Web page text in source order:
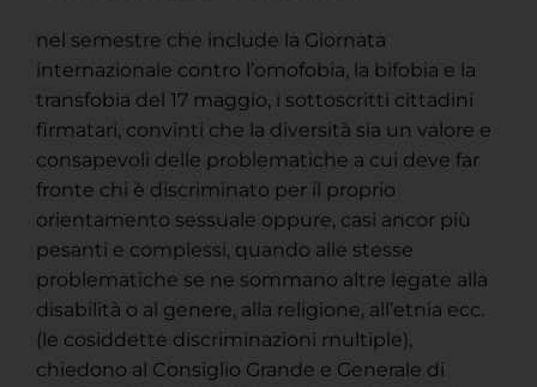
nel semestre che include la Giornata
internazionale contro l’omofobia, la bifobia e la
transfobia del 17 maggio, i sottoscritti cittadini
firmatari, convinti che la diversità sia un valore e
consapevoli delle problematiche a cui deve far
fronte chi è discriminato per il proprio
orientamento sessuale oppure, casi ancor più
pesanti e complessi, quando alle stesse
problematiche se ne sommano altre legate alla
disabilità o al genere, alla religione, all’etnia ecc.
(le cosiddette discriminazioni multiple),
chiedono al Consiglio Grande e Generale di